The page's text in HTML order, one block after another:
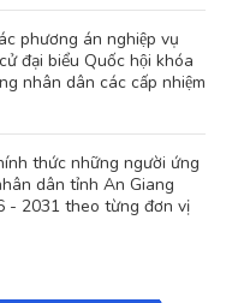
phương án nghiệp vụ
đại biểu Quốc hội khóa
nhân dân các cấp nhiệm
thức những người ứng
dân tỉnh An Giang
- 2031 theo từng đơn vị